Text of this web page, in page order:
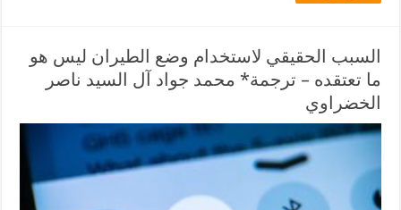
السبب الحقيقي لاستخدام وضع الطيران ليس هو
ما تعتقده – ترجمة* محمد جواد آل السيد ناصر
الخضراوي